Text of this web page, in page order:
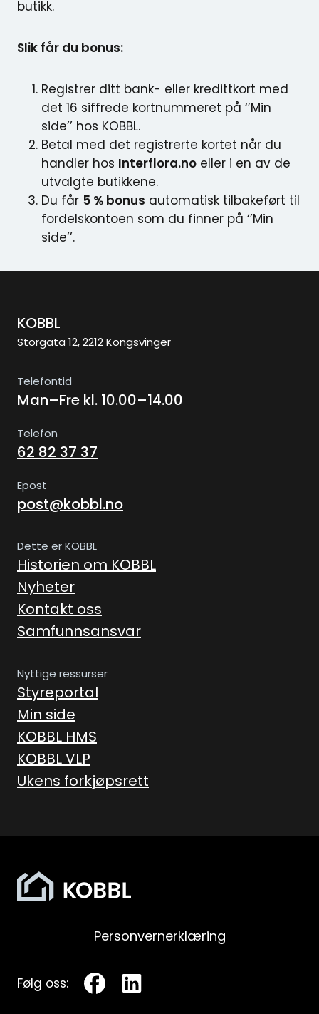
butikk.
Slik får du bonus:
Registrer ditt bank- eller kredittkort med
det 16 siffrede kortnummeret på ‘’Min
side’’ hos KOBBL.
Betal med det registrerte kortet når du
handler hos
Interflora.no eller i en av de
utvalgte butikkene.
Du får 5 % bonus automatisk tilbakeført til
fordelskontoen som du finner på ‘’Min
side’’.
KOBBL
Storgata 12, 2212 Kongsvinger
Telefontid
Man–Fre kl. 10.00–14.00
Telefon
62 82 37 37
Epost
post@kobbl.no
Dette er KOBBL
Historien om KOBBL
Nyheter
Kontakt oss
Samfunnsansvar
Nyttige ressurser
Styreportal
Min side
KOBBL HMS
KOBBL VLP
Ukens forkjøpsrett
Personvernerklæring
Følg oss: